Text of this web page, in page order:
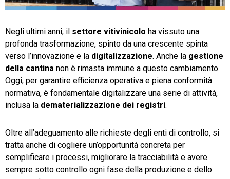
TeamSystem Store
Negli ultimi anni, il settore vitivinicolo ha vissuto una
profonda trasformazione, spinto da una crescente spinta
verso l’innovazione e la digitalizzazione. Anche la gestione
della cantina non è rimasta immune a questo cambiamento.
Oggi, per garantire efficienza operativa e piena conformità
normativa, è fondamentale digitalizzare una serie di attività,
inclusa la dematerializzazione dei registri.
Oltre all’adeguamento alle richieste degli enti di controllo, si
tratta anche di cogliere un’opportunità concreta per
semplificare i processi, migliorare la tracciabilità e avere
sempre sotto controllo ogni fase della produzione e dello